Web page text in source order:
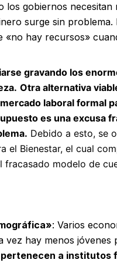
los gobiernos
surge sin
«no hay recursos»
gravando los
Otra alternativa
laboral formal
es una excusa
Debido a esto, se
el Bienestar, el cual
modelo de
: Varios
vez hay menos jóvenes
a institutos